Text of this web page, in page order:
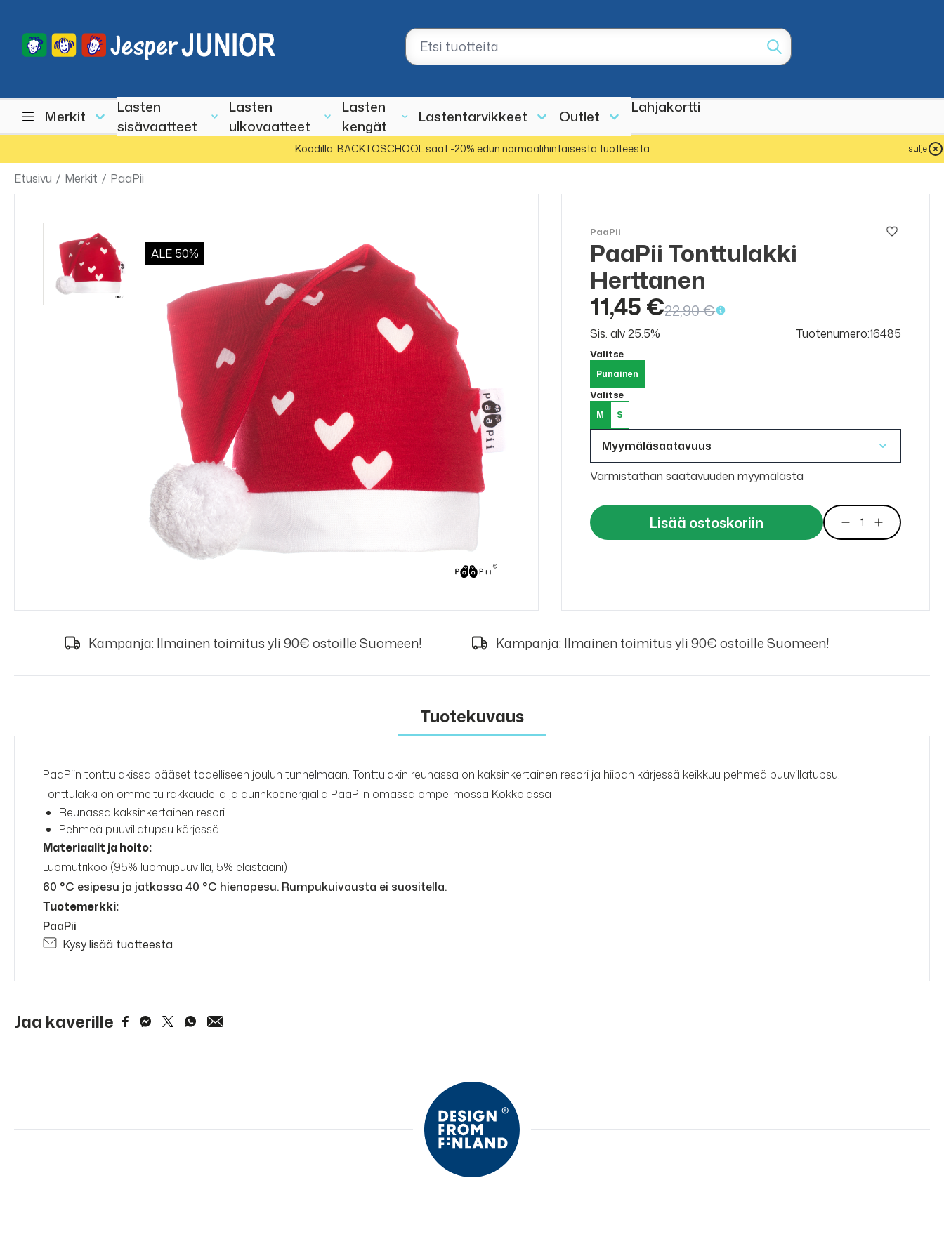
Merkit
Lasten
sisävaatteet
Lasten
ulkovaatteet
Lasten
kengät
Lastentarvikkeet Outlet
Lahjakortti
Koodilla: BACKTOSCHOOL saat -20% edun normaalihintaisesta tuotteesta sulje
Etusivu / Merkit / PaaPii
ALE 50%
PaaPii
PaaPii Tonttulakki
Herttanen
11,45 €22,90 €
Sis. alv 25.5% Tuotenumero:16485
Valitse
Punainen
Valitse
M S
Myymäläsaatavuus
Varmistathan saatavuuden myymälästä
Lisää ostoskoriin
Kampanja: Ilmainen toimitus yli 90€ ostoille Suomeen! Kampanja: Ilmainen toimitus yli 90€ ostoille Suomeen!
Tuotekuvaus
PaaPiin tonttulakissa pääset todelliseen joulun tunnelmaan. Tonttulakin reunassa on kaksinkertainen resori ja hiipan kärjessä keikkuu pehmeä puuvillatupsu.
Tonttulakki on ommeltu rakkaudella ja aurinkoenergialla PaaPiin omassa ompelimossa Kokkolassa
Reunassa kaksinkertainen resori
Pehmeä puuvillatupsu kärjessä
Materiaalit ja hoito:
Luomutrikoo (95% luomupuuvilla, 5% elastaani)
60 °C esipesu ja jatkossa 40 °C hienopesu. Rumpukuivausta ei suositella.
Tuotemerkki:
PaaPii
Kysy lisää tuotteesta
Jaa kaverille